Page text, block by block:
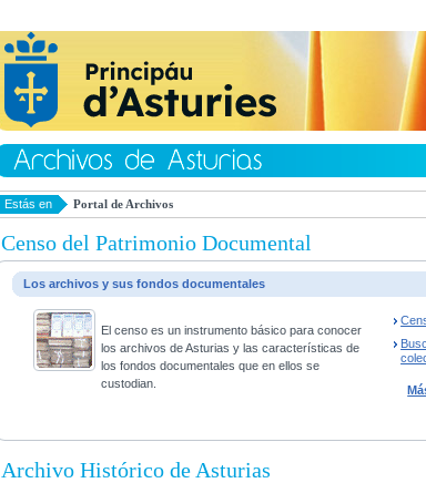
Estás en Portal de Archivos
Censo del Patrimonio Documental
Los archivos y sus fondos documentales
El censo es un instrumento básico para conocer
los archivos de Asturias y las características de
los fondos documentales que en ellos se
custodian.
Archivo Histórico de Asturias